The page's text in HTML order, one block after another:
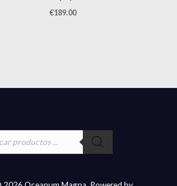
€189.00